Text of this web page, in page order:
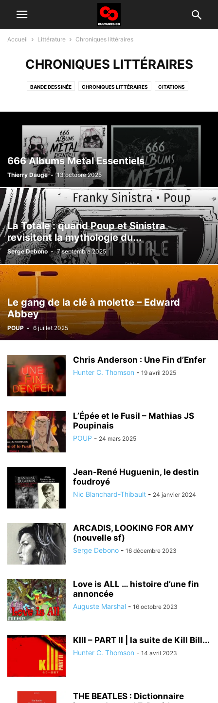
Accueil Littérature Chroniques littéraires
CHRONIQUES LITTÉRAIRES
BANDE DESSINÉE CHRONIQUES LITTÉRAIRES CITATIONS
666 Albums Metal Essentiels
Thierry Dauge - 13 octobre 2025
La Totale : quand Poup et Sinistra
revisitent la mythologie du...
Serge Debono - 7 septembre 2025
Le gang de la clé à molette – Edward
Abbey
POUP - 6 juillet 2025
Chris Anderson : Une Fin d’Enfer
Hunter C. Thomson - 19 avril 2025
L’Épée et le Fusil – Mathias JS
Poupinais
POUP - 24 mars 2025
Jean-René Huguenin, le destin
foudroyé
Nic Blanchard-Thibault - 24 janvier 2024
ARCADIS, LOOKING FOR AMY
(nouvelle sf)
Serge Debono - 16 décembre 2023
Love is ALL … histoire d’une fin
annoncée
Auguste Marshal - 16 octobre 2023
KIII – PART II | la suite de Kill Bill...
Hunter C. Thomson - 14 avril 2023
THE BEATLES : Dictionnaire